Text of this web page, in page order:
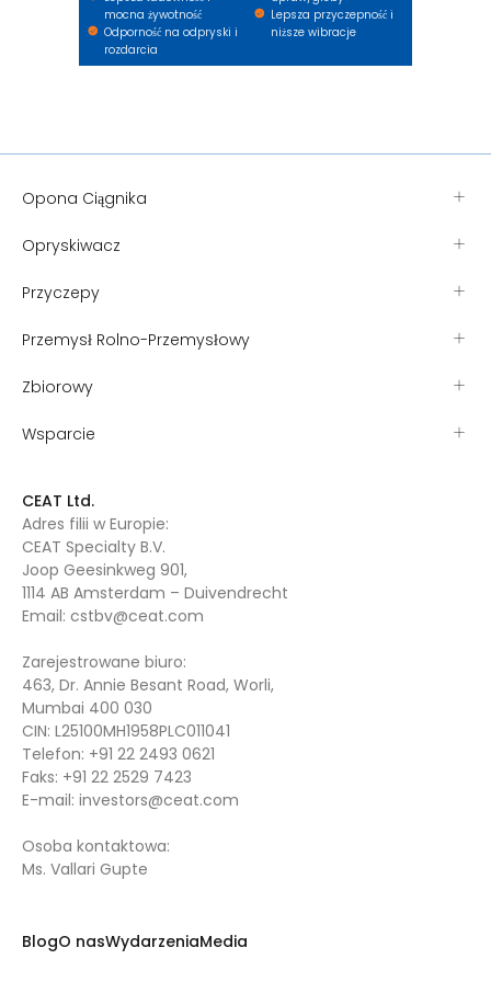
mocna żywotność
Odporność na odpryski i
rozdarcia
Lepsza przyczepność i
niższe wibracje
Opona Ciągnika
Opryskiwacz
Przyczepy
Przemysł Rolno-Przemysłowy
Zbiorowy
Wsparcie
CEAT Ltd.
Adres filii w Europie:
CEAT Specialty B.V.
Joop Geesinkweg 901,
1114 AB Amsterdam – Duivendrecht
Email: cstbv@ceat.com
Zarejestrowane biuro:
463, Dr. Annie Besant Road, Worli,
Mumbai 400 030
CIN: L25100MH1958PLC011041
Telefon: +91 22 2493 0621
Faks: +91 22 2529 7423
E-mail: investors@ceat.com
Osoba kontaktowa:
Ms. Vallari Gupte
BlogO nasWydarzeniaMedia